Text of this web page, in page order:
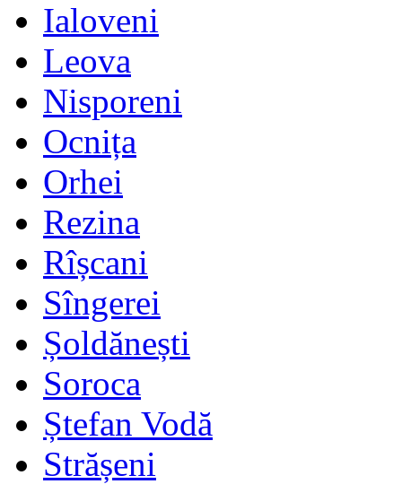
Ialoveni
Leova
Nisporeni
Ocnița
Orhei
Rezina
Rîșcani
Sîngerei
Șoldănești
Soroca
Ștefan Vodă
Strășeni